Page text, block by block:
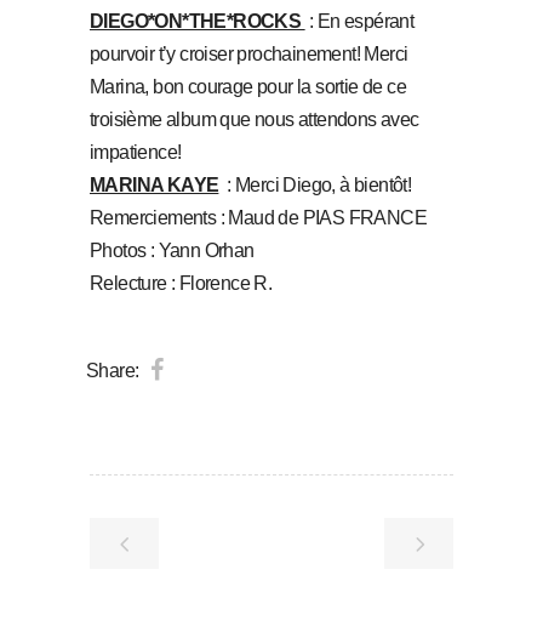
DIEGO*ON*THE*ROCKS : En espérant
pourvoir t’y croiser prochainement! Merci
Marina, bon courage pour la sortie de ce
troisième album que nous attendons avec
impatience!
MARINA KAYE : Merci Diego, à bientôt!
Remerciements : Maud de PIAS FRANCE
Photos : Yann Orhan
Relecture : Florence R.
Share: